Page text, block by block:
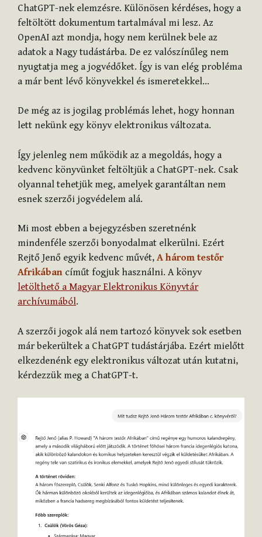
ChatGPT-nek elemzésre. Különösen kérdéses, hogy a
feltöltött dokumentum tartalmával mi lesz. Az
OpenAI azt mondja, hogy nem kerülnek bele az
adatok a Nagy tudástárba. De ez valószínűleg nem
nyugtatja meg a jogvédőket. Így is van elég probléma
a már bent lévő könyvekkel és ismeretekkel…
De még az is jogilag problémás lehet, hogy honnan
lett nekünk egy könyv elektronikus változata.
Így jelenleg nem működik az a megoldás, hogy a
kedvenc könyvünket feltöltjük a ChatGPT-nek. Csak
olyannal tehetjük meg, amelyek garantáltan nem
esnek szerzői jogvédelem alá.
Mi most ebben a bejegyzésben szeretnénk
mindenféle szerzői bonyodalmat elkerülni. Ezért
Rejtő Jenő egyik kedvenc művét, A három testőr
Afrikában címűt fogjuk használni. A könyv
letölthető a Magyar Elektronikus Könyvtár
archívumából.
A szerzői jogok alá nem tartozó könyvek sok esetben
már bekerültek a ChatGPT tudástárjába. Ezért mielőtt
elkezdenénk egy elektronikus változat után kutatni,
kérdezzük meg a ChatGPT-t.